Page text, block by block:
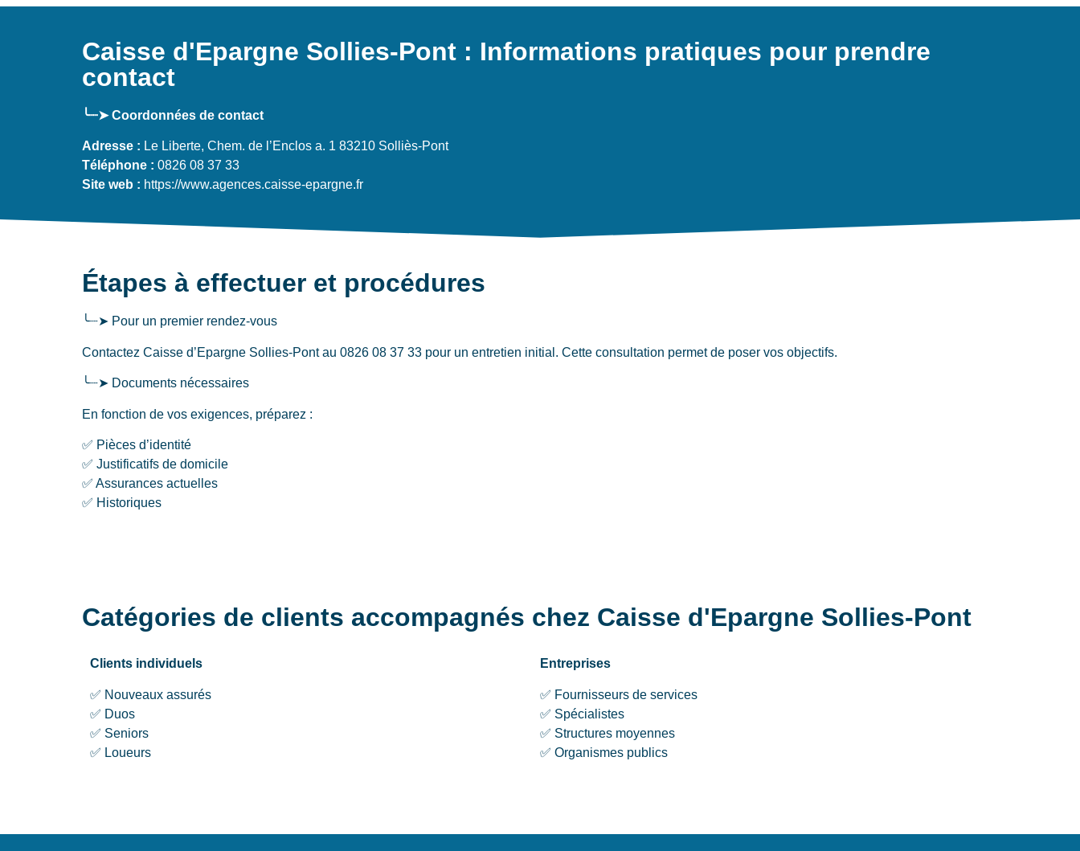
Caisse d'Epargne Sollies-Pont : Informations pratiques pour prendre
contact
╰┈➤ Coordonnées de contact
Adresse : Le Liberte, Chem. de l’Enclos a. 1 83210 Solliès-Pont
Téléphone : 0826 08 37 33
Site web : https://www.agences.caisse-epargne.fr
Étapes à effectuer et procédures
╰┈➤ Pour un premier rendez-vous
Contactez Caisse d’Epargne Sollies-Pont au 0826 08 37 33 pour un entretien initial. Cette consultation permet de poser vos objectifs.
╰┈➤ Documents nécessaires
En fonction de vos exigences, préparez :
✅ Pièces d’identité
✅ Justificatifs de domicile
✅ Assurances actuelles
✅ Historiques
Catégories de clients accompagnés chez Caisse d'Epargne Sollies-Pont
Clients individuels
✅ Nouveaux assurés
✅ Duos
✅ Seniors
✅ Loueurs
Entreprises
✅ Fournisseurs de services
✅ Spécialistes
✅ Structures moyennes
✅ Organismes publics